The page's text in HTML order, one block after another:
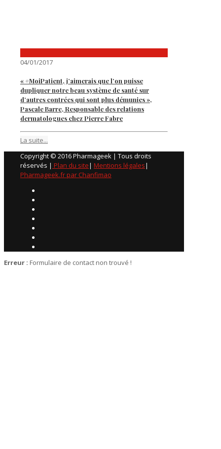
04/01/2017
« #MoiPatient, j’aimerais que l’on puisse
dupliquer notre beau système de santé sur
d’autres contrées qui sont plus démunies »,
Pascale Barre, Responsable des relations
dermatologues chez Pierre Fabre
La suite...
Copyright © 2016 Pharmageek | Tous droits
réservés | Plan du site| Mentions légales|
Pharmageek.fr par Chanfimao
Erreur : Formulaire de contact non trouvé !